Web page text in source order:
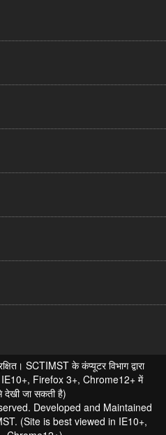
SCTIMST के कंप्यूटर विभाग द्वारा
IE10+, Firefox 3+, Chrome12+ में
देखी जा सकती है)
Developed and Maintained
(Site is best viewed in IE10+,